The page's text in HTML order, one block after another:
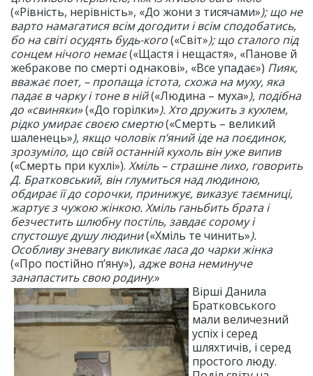
(«Рівність, нерівність», «До жони з тисячами»); що не
варто намагатися всім догодити і всім сподобатись,
бо на світі осудять будь-кого(«Світ»); що сталого під
сонцем нічого немає(«Щастя і нещастя», «Панове й
жебракове по смерті однакові», «Все упадає») Пияк,
вважає поет, – пропаща істота, схожа на муху, яка
падає в чарку і тоне в ній(«Людина – муха»), подібна
до «свиняки»(«До горілки»). Хто дружить з кухлем,
рідко умирає своєю смертю(«Смерть – великий
шаленець»), якщо чоловік п’яний іде на поєдинок,
зрозуміло, що свій останній кухоль він уже випив
(«Смерть при кухлі»). Хміль – страшне лихо, говорить
Д. Братковський, він глумиться над людиною,
обдирає її до сорочки, принижує, виказує таємниці,
жартує з чужою жінкою. Хміль ганьбить брата і
безчестить шлюбну постіль, завдає сорому і
спустошує душу людини(«Хміль те чинить»).
Особливу зневагу викликає ласа до чарки жінка
(«Про постійно п’яну»), адже вона неминуче
занапастить свою родину.»
Вірші Данила
Братковського
мали величезний
успіх і серед
шляхтичів, і серед
простого люду.